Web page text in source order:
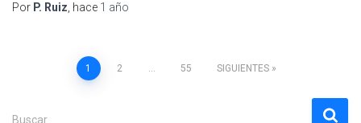
Por P. Ruiz, hace 1 año
Paginación
de
1 2 … 55 SIGUIENTES
BBuscar …